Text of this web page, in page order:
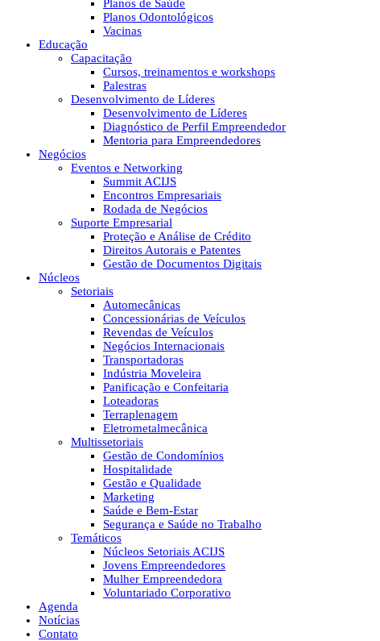
Planos de Saúde
Planos Odontológicos
Vacinas
Educação
Capacitação
Cursos, treinamentos e workshops
Palestras
Desenvolvimento de Líderes
Desenvolvimento de Líderes
Diagnóstico de Perfil Empreendedor
Mentoria para Empreendedores
Negócios
Eventos e Networking
Summit ACIJS
Encontros Empresariais
Rodada de Negócios
Suporte Empresarial
Proteção e Análise de Crédito
Direitos Autorais e Patentes
Gestão de Documentos Digitais
Núcleos
Setoriais
Automecânicas
Concessionárias de Veículos
Revendas de Veículos
Negócios Internacionais
Transportadoras
Indústria Moveleira
Panificação e Confeitaria
Loteadoras
Terraplenagem
Eletrometalmecânica
Multissetoriais
Gestão de Condomínios
Hospitalidade
Gestão e Qualidade
Marketing
Saúde e Bem-Estar
Segurança e Saúde no Trabalho
Temáticos
Núcleos Setoriais ACIJS
Jovens Empreendedores
Mulher Empreendedora
Voluntariado Corporativo
Agenda
Notícias
Contato